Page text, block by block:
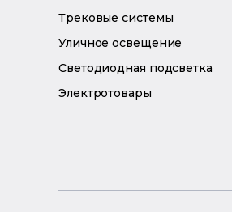
Трековые системы
Уличное освещение
Светодиодная подсветка
Электротовары